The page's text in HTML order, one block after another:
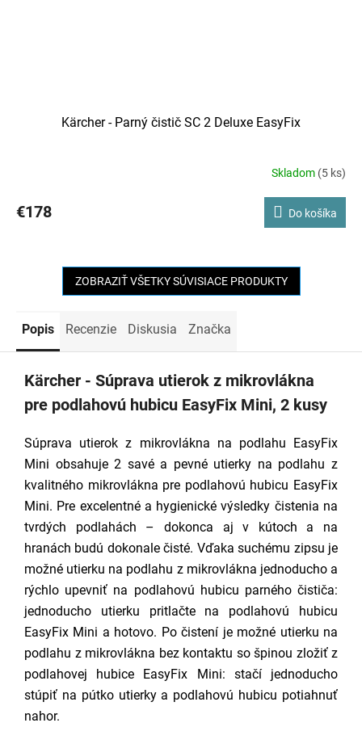
Kärcher - Parný čistič SC 2 Deluxe EasyFix
Skladom (5 ks)
€178 Do košíka
ZOBRAZIŤ VŠETKY SÚVISIACE PRODUKTY
Popis Recenzie Diskusia Značka
Kärcher - Súprava utierok z mikrovlákna
pre podlahovú hubicu EasyFix Mini, 2 kusy
Súprava utierok z mikrovlákna na podlahu EasyFix
Mini obsahuje 2 savé a pevné utierky na podlahu z
kvalitného mikrovlákna pre podlahovú hubicu EasyFix
Mini. Pre excelentné a hygienické výsledky čistenia na
tvrdých podlahách – dokonca aj v kútoch a na
hranách budú dokonale čisté. Vďaka suchému zipsu je
možné utierku na podlahu z mikrovlákna jednoducho a
rýchlo upevniť na podlahovú hubicu parného čističa:
jednoducho utierku pritlačte na podlahovú hubicu
EasyFix Mini a hotovo. Po čistení je možné utierku na
podlahu z mikrovlákna bez kontaktu so špinou zložiť z
podlahovej hubice EasyFix Mini: stačí jednoducho
stúpiť na pútko utierky a podlahovú hubicu potiahnuť
nahor.